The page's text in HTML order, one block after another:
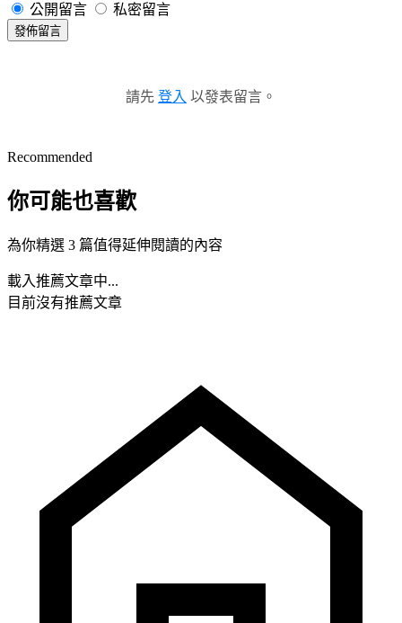
公開留言 私密留言
發佈留言
請先 登入 以發表留言。
Recommended
你可能也喜歡
為你精選 3 篇值得延伸閱讀的內容
載入推薦文章中...
目前沒有推薦文章